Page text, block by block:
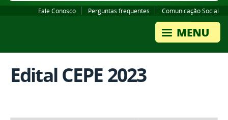
Fale Conosco Perguntas frequentes Comunicação Social
Edital CEPE 2023